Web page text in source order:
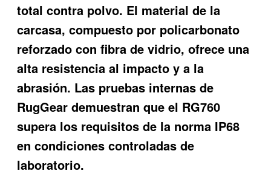
total contra polvo. El material de la
carcasa, compuesto por policarbonato
reforzado con fibra de vidrio, ofrece una
alta resistencia al impacto y a la
abrasión. Las pruebas internas de
RugGear demuestran que el RG760
supera los requisitos de la norma IP68
en condiciones controladas de
laboratorio.